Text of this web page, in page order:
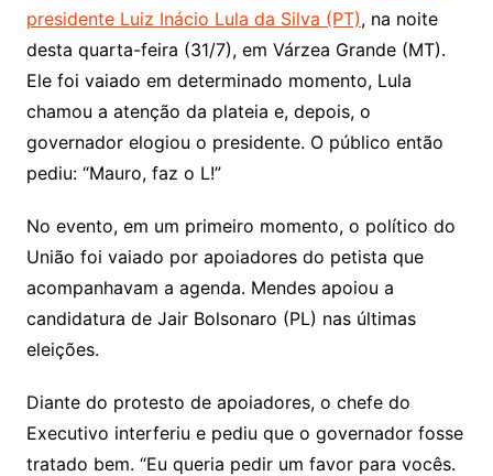
presidente Luiz Inácio Lula da Silva (PT), na noite
desta quarta-feira (31/7), em Várzea Grande (MT).
Ele foi vaiado em determinado momento, Lula
chamou a atenção da plateia e, depois, o
governador elogiou o presidente. O público então
pediu: “Mauro, faz o L!”
No evento, em um primeiro momento, o político do
União foi vaiado por apoiadores do petista que
acompanhavam a agenda. Mendes apoiou a
candidatura de Jair Bolsonaro (PL) nas últimas
eleições.
Diante do protesto de apoiadores, o chefe do
Executivo interferiu e pediu que o governador fosse
tratado bem. “Eu queria pedir um favor para vocês.